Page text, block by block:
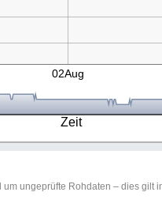
Zeit
02Aug
ungeprüfte Rohdaten – dies